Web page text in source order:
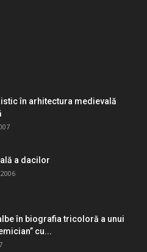
în arhitectura medievală
a dacilor
în biografia tricoloră a unui
cu...